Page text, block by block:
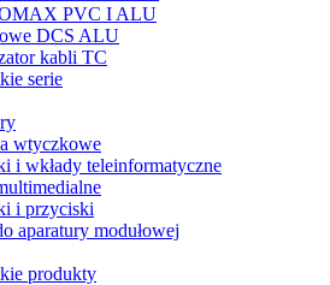
PVC I ALU
DCS ALU
kabli TC
serie
wtyczkowe
i wkłady teleinformatyczne
i przyciski
aparatury modułowej
produkty